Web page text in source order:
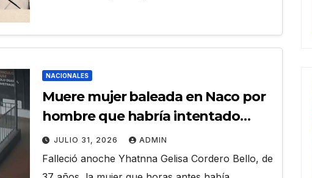
NACIONALES
Muere mujer baleada en Naco por
hombre que habría intentado
intimidar a testigo de un juicio
JULIO 31, 2026 ADMIN
Falleció anoche Yhatnna Gelisa Cordero Bello, de